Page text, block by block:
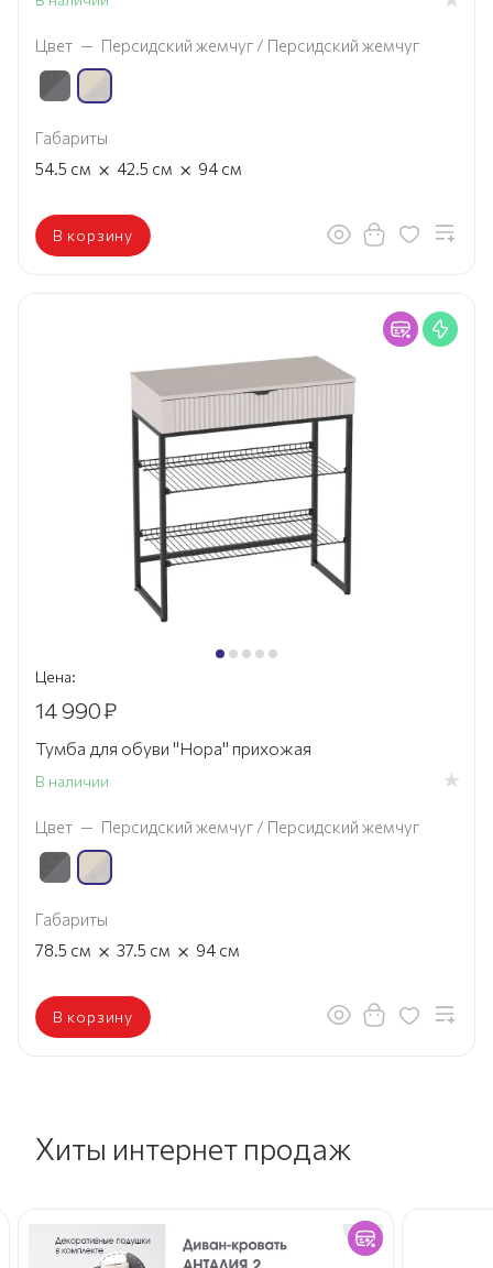
Цвет — Персидский жемчуг / Персидский жемчуг
Габариты
54.5 см × 42.5 см × 94 см
В корзину
Цена:
14 990₽
Тумба для обуви "Нора" прихожая
В наличии
Цвет — Персидский жемчуг / Персидский жемчуг
Габариты
78.5 см × 37.5 см × 94 см
В корзину
Хиты интернет продаж